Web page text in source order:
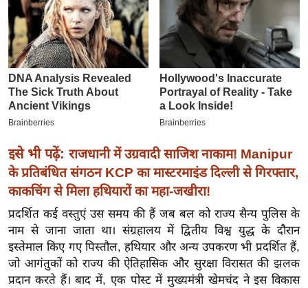
पे
प
र
मि
सा
ल
बे
मि
सा
ल
श
ख्सि
य
त
इसे भी पढ़ें: राजधानी में उग्रवादी साजिश नाकाम! Manipur
के प्रतिबंधित संगठन KCP का मास्टरमाइंड दिल्ली से गिरफ्तार,
काकचिंग से मिला हथियारों का महा-जखीरा!
प्रदर्शित कई वस्तुएं उस समय की हैं जब बल को राज्य सैन्य पुलिस के
नाम से जाना जाता था। संग्रहालय में द्वितीय विश्व युद्ध के दौरान
इस्तेमाल किए गए पिस्तौल, हथियार और अन्य उपकरण भी प्रदर्शित हैं,
जो आगंतुकों को राज्य की ऐतिहासिक और सुरक्षा विरासत की झलक
प्रदान करते हैं। बाद में, एक पोस्ट में मुख्यमंत्री खेमचंद ने इस विकास